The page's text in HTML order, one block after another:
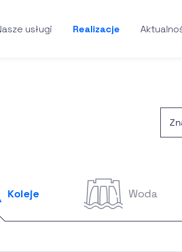
usługi Realizacje
Koleje Woda